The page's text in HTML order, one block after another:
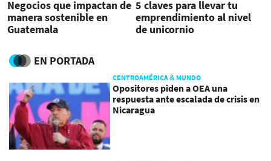
Negocios que impactan de
manera sostenible en
Guatemala
5 claves para llevar tu
emprendimiento al nivel
de unicornio
EN PORTADA
CENTROAMÉRICA & MUNDO
Opositores piden a OEA una
respuesta ante escalada de crisis en
Nicaragua